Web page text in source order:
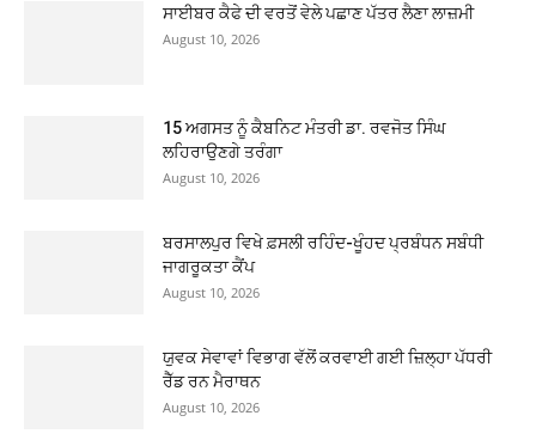
ਸਾਈਬਰ ਕੈਫੇ ਦੀ ਵਰਤੋਂ ਵੇਲੇ ਪਛਾਣ ਪੱਤਰ ਲੈਣਾ ਲਾਜ਼ਮੀ
August 10, 2026
15 ਅਗਸਤ ਨੂੰ ਕੈਬਨਿਟ ਮੰਤਰੀ ਡਾ. ਰਵਜੋਤ ਸਿੰਘ
ਲਹਿਰਾਉਣਗੇ ਤਰੰਗਾ
August 10, 2026
ਬਰਸਾਲਪੁਰ ਵਿਖੇ ਫ਼ਸਲੀ ਰਹਿੰਦ-ਖੂੰਹਦ ਪ੍ਰਬੰਧਨ ਸਬੰਧੀ
ਜਾਗਰੂਕਤਾ ਕੈਂਪ
August 10, 2026
ਯੁਵਕ ਸੇਵਾਵਾਂ ਵਿਭਾਗ ਵੱਲੋਂ ਕਰਵਾਈ ਗਈ ਜ਼ਿਲ੍ਹਾ ਪੱਧਰੀ
ਰੈੱਡ ਰਨ ਮੈਰਾਥਨ
August 10, 2026